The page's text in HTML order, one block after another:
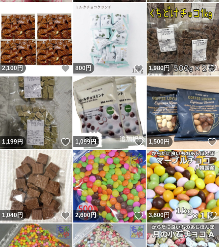
2,100 円 いいね！
800 円 いいね！
1,980円
1,199円 いいね！
1,099円 いいね！
1,500円
1,040円 いいね！
2,600円 いいね！
3,600円